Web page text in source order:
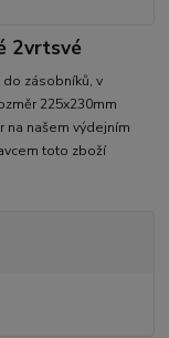
2vrtsvé
do zásobníků, v
225x230mm
na našem výdejním
toto zboží